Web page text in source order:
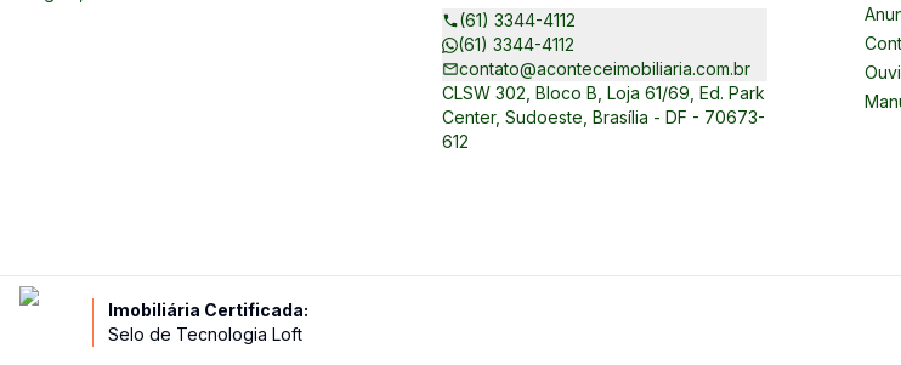
(61) 3344-4112
(61) 3344-4112
contato@aconteceimobiliaria.com.br
CLSW 302, Bloco B, Loja 61/69, Ed. Park
Center, Sudoeste, Brasília - DF - 70673-
612
Imobiliária Certificada:
Selo de Tecnologia Loft